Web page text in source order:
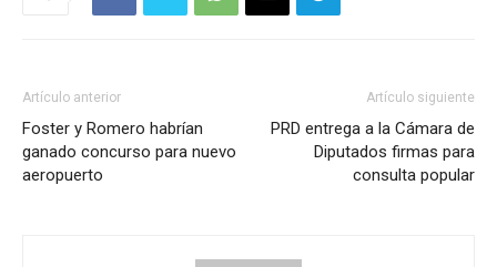
Artículo anterior
Foster y Romero habrían
ganado concurso para nuevo
aeropuerto
Artículo siguiente
PRD entrega a la Cámara de
Diputados firmas para
consulta popular